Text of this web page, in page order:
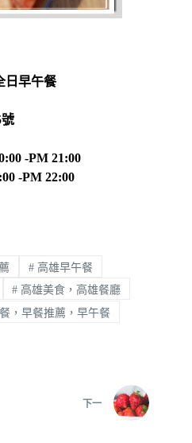
日早午餐
-PM 21:00
PM 22:00
# 高雄早午餐
# 高雄美食，高雄餐廳
，早餐推薦，早午餐
下一